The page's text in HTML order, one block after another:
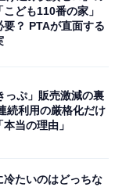
ども110番の家」
要？ PTAが直面する
っぷ」販売激減の裏
続利用の厳格化だけ
当の理由」
冷たいのはどっちな